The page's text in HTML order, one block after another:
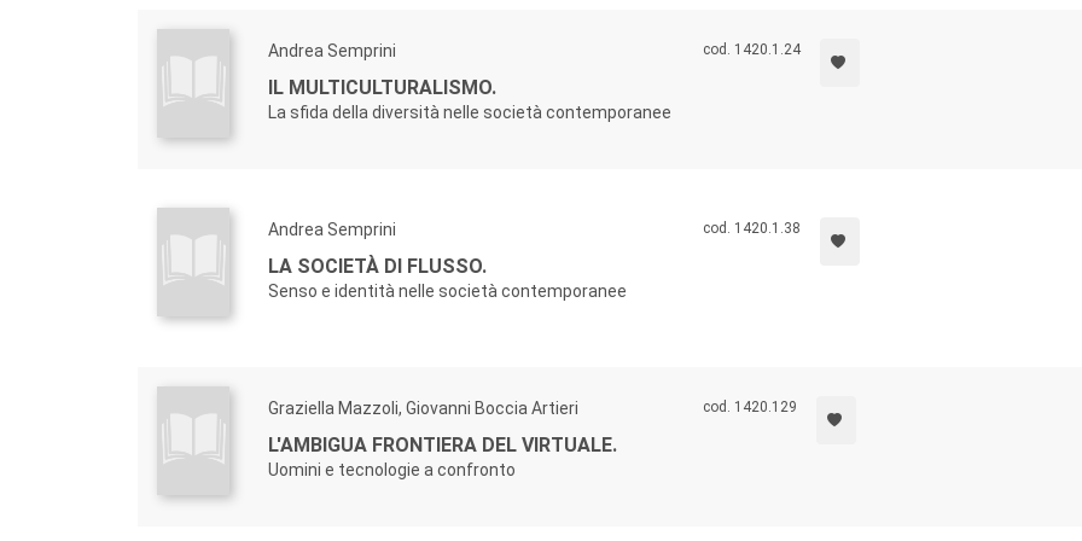
Andrea Semprini
IL MULTICULTURALISMO.
La sfida della diversità nelle società contemporanee
cod. 1420.1.24
Andrea Semprini
LA SOCIETÀ DI FLUSSO.
Senso e identità nelle società contemporanee
cod. 1420.1.38
Graziella Mazzoli, Giovanni Boccia Artieri
L'AMBIGUA FRONTIERA DEL VIRTUALE.
Uomini e tecnologie a confronto
cod. 1420.129